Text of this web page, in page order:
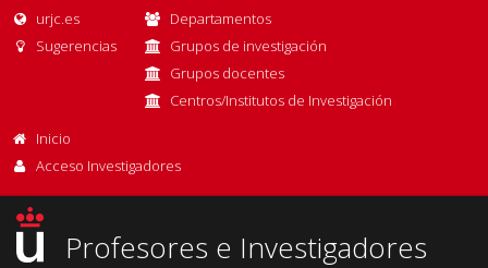
urjc.es
Sugerencias
Departamentos
Grupos de investigación
Grupos docentes
Centros/Institutos de Investigación
Inicio
Acceso Investigadores
Profesores e Investigadores